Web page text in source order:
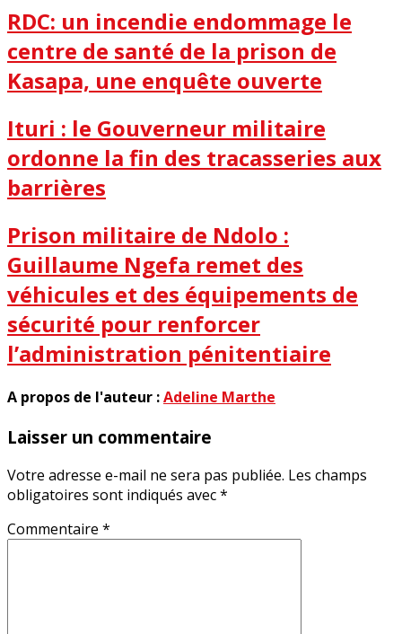
RDC: un incendie endommage le
centre de santé de la prison de
Kasapa, une enquête ouverte
Ituri : le Gouverneur militaire
ordonne la fin des tracasseries aux
barrières
Prison militaire de Ndolo :
Guillaume Ngefa remet des
véhicules et des équipements de
sécurité pour renforcer
l’administration pénitentiaire
A propos de l'auteur :Adeline Marthe
Laisser un commentaire
Votre adresse e-mail ne sera pas publiée. Les champs
obligatoires sont indiqués avec*
Commentaire *